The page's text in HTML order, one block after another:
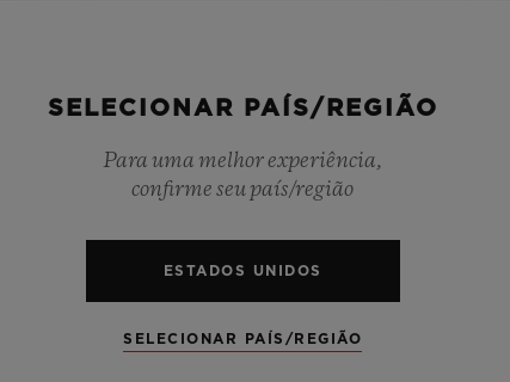
SELECIONAR PAÍS/REGIÃO
Para uma melhor experiência,
confirme seu país/região
ESTADOS UNIDOS
SELECIONAR PAÍS/REGIÃO